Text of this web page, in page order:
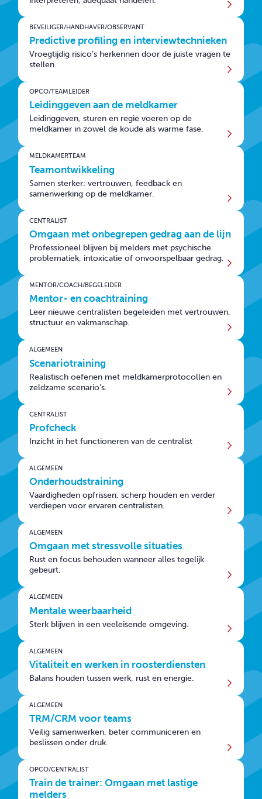
BEVEILIGER/HANDHAVER/OBSERVANT
Predictive profiling en interviewtechnieken
Vroegtijdig risico’s herkennen door de juiste vragen te
stellen.
OPCO/TEAMLEIDER
Leidinggeven aan de meldkamer
Leidinggeven, sturen en regie voeren op de
meldkamer in zowel de koude als warme fase.
MELDKAMERTEAM
Teamontwikkeling
Samen sterker: vertrouwen, feedback en
samenwerking op de meldkamer.
CENTRALIST
Omgaan met onbegrepen gedrag aan de lijn
Professioneel blijven bij melders met psychische
problematiek, intoxicatie of onvoorspelbaar gedrag.
MENTOR/COACH/BEGELEIDER
Mentor- en coachtraining
Leer nieuwe centralisten begeleiden met vertrouwen,
structuur en vakmanschap.
ALGEMEEN
Scenariotraining
Realistisch oefenen met meldkamerprotocollen en
zeldzame scenario’s.
CENTRALIST
Profcheck
Inzicht in het functioneren van de centralist
ALGEMEEN
Onderhoudstraining
Vaardigheden opfrissen, scherp houden en verder
verdiepen voor ervaren centralisten.
ALGEMEEN
Omgaan met stressvolle situaties
Rust en focus behouden wanneer alles tegelijk
gebeurt.
ALGEMEEN
Mentale weerbaarheid
Sterk blijven in een veeleisende omgeving.
ALGEMEEN
Vitaliteit en werken in roosterdiensten
Balans houden tussen werk, rust en energie.
ALGEMEEN
TRM/CRM voor teams
Veilig samenwerken, beter communiceren en
beslissen onder druk.
OPCO/CENTRALIST
Train de trainer: Omgaan met lastige
melders